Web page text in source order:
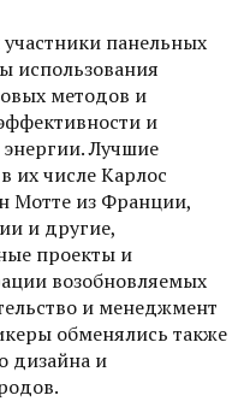
панельных
использования
методов и
и
Лучшие
их числе Карлос
Мотте из Франции,
и другие,
проекты и
возобновляемых
и менеджмент
обменялись также
дизайна и